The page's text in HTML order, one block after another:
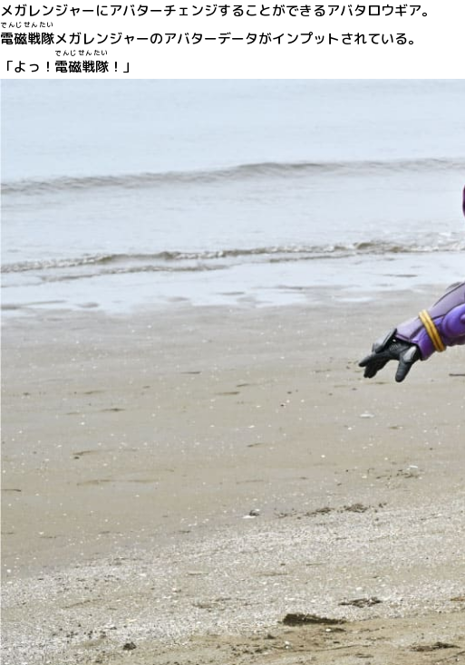
メガレンジャーにアバターチェンジすることができるアバタロウギア。
電磁戦隊
でんじせんたい
メガレンジャーのアバターデータがインプットされている。
「よっ！ 電磁戦隊
でんじせんたい
！」